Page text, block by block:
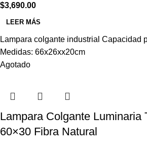
$3,690.00
LEER MÁS
Lampara colgante industrial Capacidad
Medidas: 66x26xx20cm
Agotado
Lampara Colgante Luminaria
60×30 Fibra Natural